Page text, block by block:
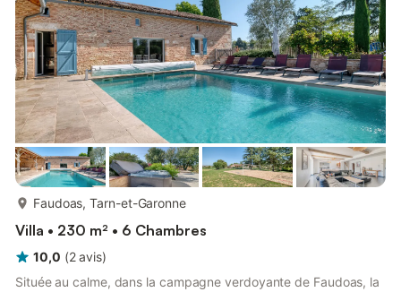
Quercy, Caylus et Moissac avec son abbaye,...
Faudoas, Tarn-et-Garonne
Villa • 230 m² • 6 Chambres
10,0 (2 avis)
Située au calme, dans la campagne verdoyante de Faudoas, la